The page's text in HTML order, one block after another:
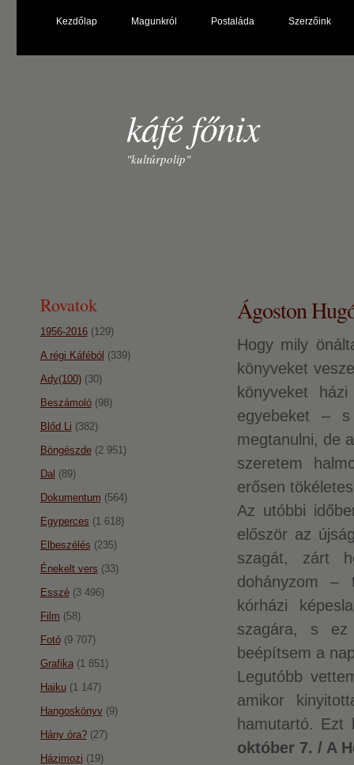
Kezdőlap Magunkról Postaláda Szerzőink
káfé főnix
"kultúrpolip"
Ágoston
Hogy mily
könyveket
könyveket
egyebeket –
megtanulni, de
szeretem
erősen
Az utóbbi
először az
szagát, zárt
dohányzom –
kórházi
szagára, s ez
beépítsem a
Legutóbb
amikor
hamutartó.
október 7. / A
Rovatok
1956-2016(129)
A régi Káféból (339)
Ady(100)(30)
Beszámoló(98)
Blőd Li (382)
Böngészde(2 951)
Dal (89)
Dokumentum (564)
Egyperces (1 618)
Elbeszélés (235)
Énekelt vers (33)
Esszé(3 496)
Film (58)
Fotó(9 707)
Grafika(1 851)
Haiku(1 147)
Hangoskönyv(9)
Hány óra?(27)
Házimozi (19)